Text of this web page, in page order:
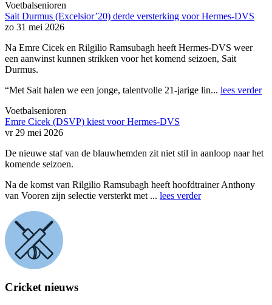
Voetbalsenioren
Sait Durmus (Excelsior’20) derde versterking voor Hermes-DVS
zo 31 mei 2026
Na Emre Cicek en Rilgilio Ramsubagh heeft Hermes-DVS weer
een aanwinst kunnen strikken voor het komend seizoen, Sait
Durmus.
“Met Sait halen we een jonge, talentvolle 21-jarige lin... lees verder
Voetbalsenioren
Emre Cicek (DSVP) kiest voor Hermes-DVS
vr 29 mei 2026
De nieuwe staf van de blauwhemden zit niet stil in aanloop naar het
komende seizoen.
Na de komst van Rilgilio Ramsubagh heeft hoofdtrainer Anthony
van Vooren zijn selectie versterkt met ... lees verder
Cricket nieuws